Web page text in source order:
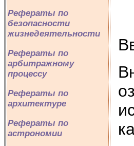
Рефераты по
безопасности
жизнедеятельности
Рефераты по
арбитражному
процессу
Рефераты по
архитектуре
Рефераты по
астрономии